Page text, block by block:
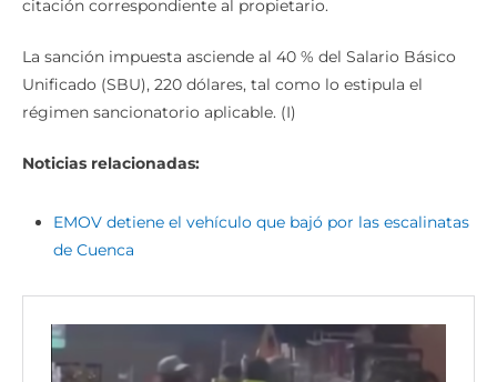
citación correspondiente al propietario.
La sanción impuesta asciende al 40 % del Salario Básico
Unificado (SBU), 220 dólares, tal como lo estipula el
régimen sancionatorio aplicable. (I)
Noticias relacionadas:
EMOV detiene el vehículo que bajó por las escalinatas
de Cuenca